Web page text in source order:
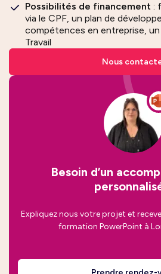
Possibilités de financement :
via le CPF, un plan de
compétences en entreprise,
Travail
Nous
Besoin d’un
Expliquez nous votre projet et
formation PowerPoint à